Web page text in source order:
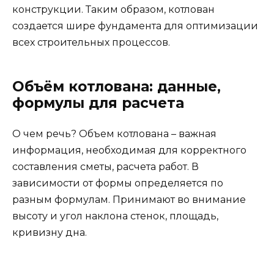
конструкции. Таким образом, котлован
создается шире фундамента для оптимизации
всех строительных процессов.
Объём котлована: данные,
формулы для расчета
О чем речь? Объем котлована – важная
информация, необходимая для корректного
составления сметы, расчета работ. В
зависимости от формы определяется по
разным формулам. Принимают во внимание
высоту и угол наклона стенок, площадь,
кривизну дна.